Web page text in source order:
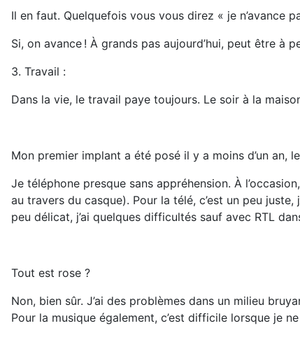
Il en faut. Quelquefois vous vous direz « je n’avance
Si, on avance ! À grands pas aujourd’hui, peut être à
3. Travail :
Dans la vie, le travail paye toujours. Le soir à la
Mon premier implant a été posé il y a moins d’un an,
Je téléphone presque sans appréhension. À
au travers du casque). Pour la télé, c’est un peu
peu délicat, j’ai quelques difficultés sauf avec RTL
Tout est rose ?
Non, bien sûr. J’ai des problèmes dans un milieu
Pour la musique également, c’est difficile lorsque je